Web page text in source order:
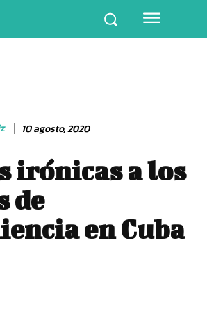
10 agosto, 2020
irónicas a los
de
en Cuba